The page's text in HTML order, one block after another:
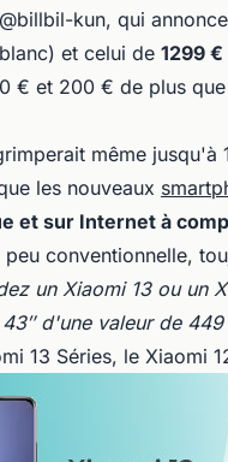
kun, qui
et celui de 1299
€ et 200 € de plus
même jusqu'à
les nouveaux
et sur Internet à
peu conventionnelle,
un Xiaomi 13 ou un
d'une valeur de
13 Séries, le Xiaomi